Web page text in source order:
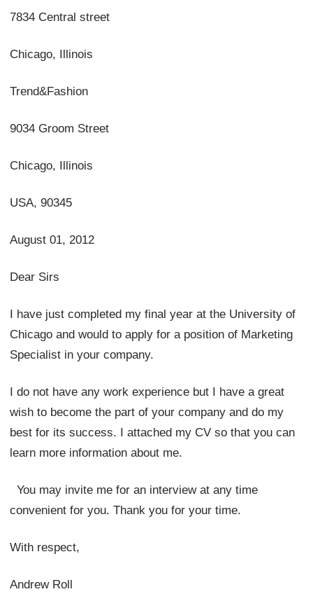
7834 Central street
Chicago, Illinois
Trend&Fashion
9034 Groom Street
Chicago, Illinois
USA, 90345
August 01, 2012
Dear Sirs
I have just completed my final year at the University of
Chicago and would to apply for a position of Marketing
Specialist in your company.
I do not have any work experience but I have a great
wish to become the part of your company and do my
best for its success. I attached my CV so that you can
learn more information about me.
You may invite me for an interview at any time
convenient for you. Thank you for your time.
With respect,
Andrew Roll